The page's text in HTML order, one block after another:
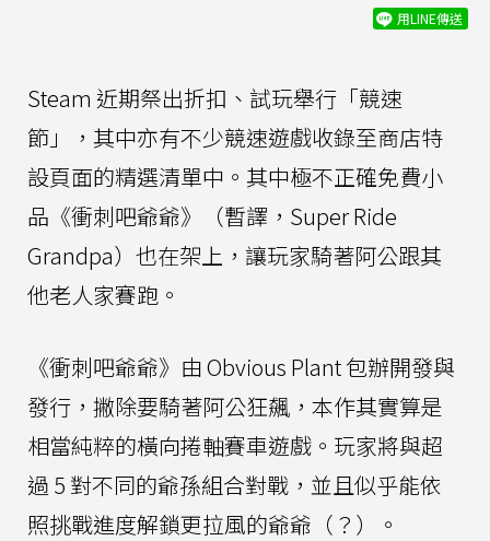
用LINE傳送
Steam 近期祭出折扣、試玩舉行「競速
節」，其中亦有不少競速遊戲收錄至商店特
設頁面的精選清單中。其中極不正確免費小
品《衝刺吧爺爺》（暫譯，Super Ride
Grandpa）也在架上，讓玩家騎著阿公跟其
他老人家賽跑。
《衝刺吧爺爺》由 Obvious Plant 包辦開發與
發行，撇除要騎著阿公狂飆，本作其實算是
相當純粹的橫向捲軸賽車遊戲。玩家將與超
過 5 對不同的爺孫組合對戰，並且似乎能依
照挑戰進度解鎖更拉風的爺爺（？）。